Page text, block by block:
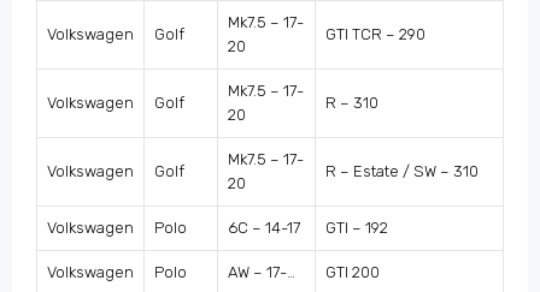
Volkswagen Golf
Mk7.5 – 17-
20
GTI TCR – 290
Volkswagen Golf
Mk7.5 – 17-
20
R – 310
Volkswagen Golf
Mk7.5 – 17-
20
R – Estate / SW – 310
Volkswagen Polo 6C – 14-17 GTI – 192
Volkswagen Polo AW – 17-… GTI 200